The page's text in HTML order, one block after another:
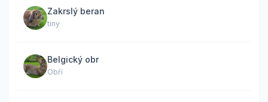
Zakrslý beran
tiny
Belgický obr
Obří